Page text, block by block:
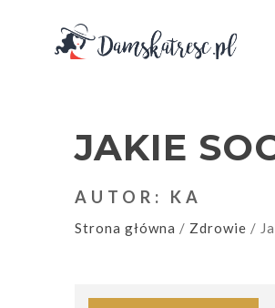
JAKIE
AUTOR: KA
Strona główna / Zdrowie /